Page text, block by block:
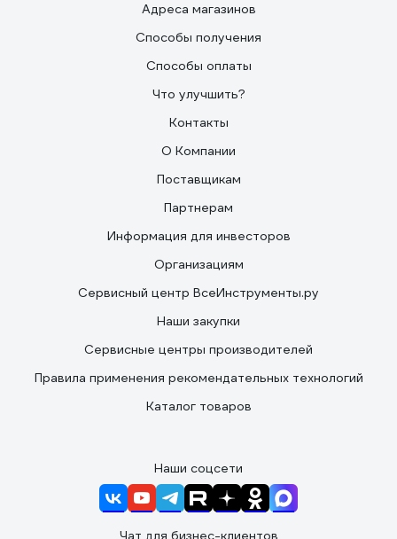
Адреса магазинов
Способы получения
Способы оплаты
Что улучшить?
Контакты
О Компании
Поставщикам
Партнерам
Информация для инвесторов
Организациям
Сервисный центр ВсеИнструменты.ру
Наши закупки
Сервисные центры производителей
Правила применения рекомендательных технологий
Каталог товаров
Наши соцсети
Чат для бизнес-клиентов